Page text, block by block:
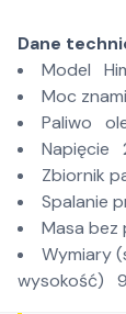
Dane
Model
Moc
Paliwo
Napięcie
Zbiornik
Spalanie
Masa
Wymiary
wysokość)